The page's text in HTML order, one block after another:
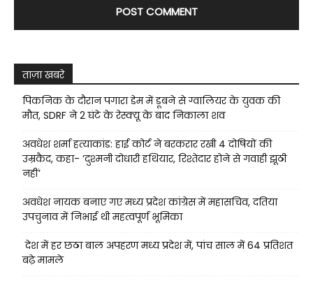
ताज़ा खबरे
पिकनिक के दौरान पगारा डेम में डूबने से ग्वालियर के युवक की
मौत, SDRF ने 2 घंटे के रेस्क्यू के बाद निकाला शव
अवधेश शर्मा हत्याकांड: हाई कोर्ट ने बरकरार रखी 4 दोषियों की
उम्रकैद, कहा- ‘दुश्मनी दोधारी हथियार, रिश्तेदार होने से गवाही झूठी
नहीं’
अवधेश नायक बनाए गए मध्य प्रदेश कांग्रेस में महासचिव, दतिया
उपचुनाव में निभाई थी महत्वपूर्ण भूमिका
देश में हर छठा बाल अपहरण मध्य प्रदेश में, पांच साल में 64 प्रतिशत
बढ़े मामले